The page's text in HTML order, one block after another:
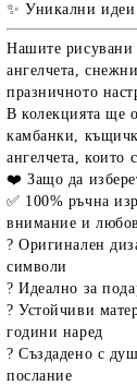
✨ Уникални идеи
Нашите
ангелчета,
празничното
В колекцията ще
камбанки,
ангелчета, които
❤️ Защо да
✅ 100% ръчна
внимание и любов
?Оригинален
символи
?️Идеално за
?Устойчиви
години наред
?Създадено с
послание